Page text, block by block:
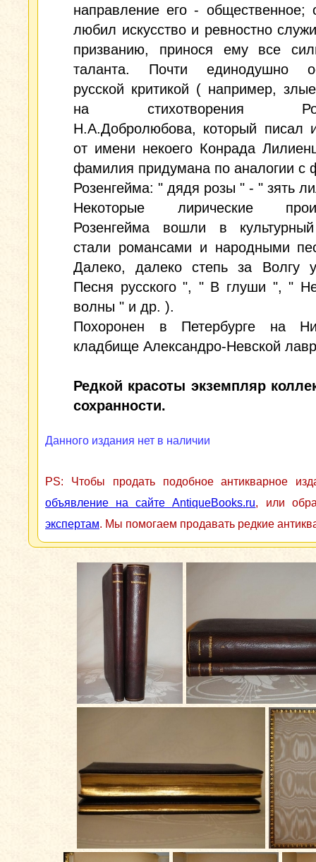
направление его - общественное;
любил искусство и ревностно
призванию, принося ему все
таланта. Почти единодушно
русской критикой ( например,
на стихотворения
Н.А.Добролюбова, который писал
от имени некоего Конрада
фамилия придумана по аналогии с
Розенгейма: " дядя розы " - " зять
Некоторые лирические
Розенгейма вошли в
стали романсами и народными
Далеко, далеко степь за
Песня русского ", " В глуши ", "
волны " и др. ).
Похоронен в Петербурге на
кладбище Александро-Невской
Редкой красоты экземпляр
сохранности.
Данного издания нет в наличии
PS: Чтобы продать подобное антикварное
объявление на сайте AntiqueBooks.ru, или
экспертам. Мы помогаем продавать редкие